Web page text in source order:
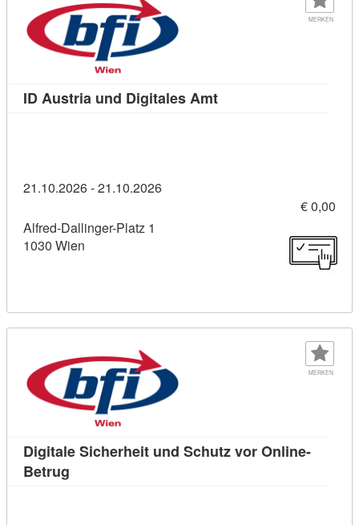
MERKEN
ID Austria und Digitales AmtKursdetail: ID Austria
21.10.2026 - 21.10.2026
€ 0,00
Alfred-Dallinger-Platz 1
1030 Wien
MERKEN
Digitale Sicherheit und Schutz vor Online-
Betrug